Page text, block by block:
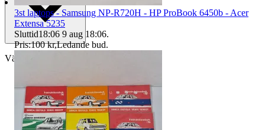
Välj till köparskydd
3st laptops - Samsung NP-R720H - HP ProBook 6450b - Acer
Extensa 5235
Sluttid18:06 9 aug 18:06.
Pris:100 kr,Ledande bud.